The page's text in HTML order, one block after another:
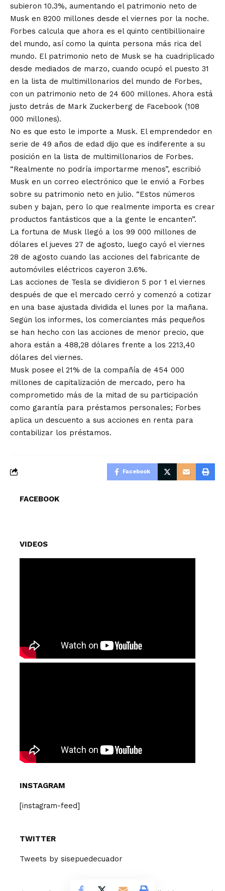
subieron 10.3%, aumentando el patrimonio neto de
Musk en 8200 millones desde el viernes por la noche.
Forbes calcula que ahora es el quinto centibillionaire
del mundo, así como la quinta persona más rica del
mundo. El patrimonio neto de Musk se ha cuadriplicado
desde mediados de marzo, cuando ocupó el puesto 31
en la lista de multimillonarios del mundo de Forbes,
con un patrimonio neto de 24 600 millones. Ahora está
justo detrás de Mark Zuckerberg de Facebook (108
000 millones).
No es que esto le importe a Musk. El emprendedor en
serie de 49 años de edad dijo que es indiferente a su
posición en la lista de multimillonarios de Forbes.
“Realmente no podría importarme menos”, escribió
Musk en un correo electrónico que le envió a Forbes
sobre su patrimonio neto en julio. “Estos números
suben y bajan, pero lo que realmente importa es crear
productos fantásticos que a la gente le encanten”.
La fortuna de Musk llegó a los 99 000 millones de
dólares el jueves 27 de agosto, luego cayó el viernes
28 de agosto cuando las acciones del fabricante de
automóviles eléctricos cayeron 3.6%.
Las acciones de Tesla se dividieron 5 por 1 el viernes
después de que el mercado cerró y comenzó a cotizar
en una base ajustada dividida el lunes por la mañana.
Según los informes, los comerciantes más pequeños
se han hecho con las acciones de menor precio, que
ahora están a 488,28 dólares frente a los 2213,40
dólares del viernes.
Musk posee el 21% de la compañía de 454 000
millones de capitalización de mercado, pero ha
comprometido más de la mitad de su participación
como garantía para préstamos personales; Forbes
aplica un descuento a sus acciones en renta para
contabilizar los préstamos.
Facebook
FACEBOOK
VIDEOS
INSTAGRAM
[instagram-feed]
TWITTER
Tweets by sisepuedecuador